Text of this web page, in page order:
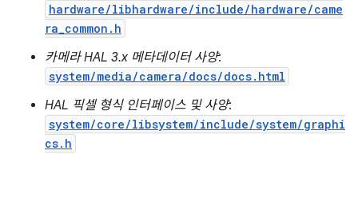
hardware/libhardware/include/hardware/came
ra_common.h
카메라 HAL 3.x 메타데이터 사양:
system/media/camera/docs/docs.html
HAL 픽셀 형식 인터페이스 및 사양:
system/core/libsystem/include/system/graphi
cs.h